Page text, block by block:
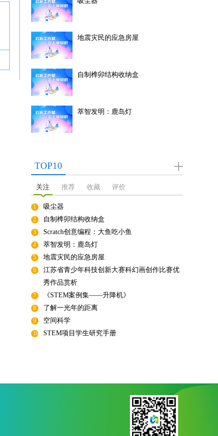
地震灾民的应急房屋
自制榫卯结构收纳盒
萃智发明：鹿岛灯
TOP10
关注 推荐 收藏 评价
1 吸尘器
2 自制榫卯结构收纳盒
3 Scratch创意编程：大鱼吃小鱼
4 萃智发明：鹿岛灯
5 地震灾民的应急房屋
6
江苏省青少年科技创新大赛科幻画创作比赛优
秀作品赏析
7 《STEM案例集——升降机》
8 了解一光年的距离
9 空间科学
10 STEM项目学生研究手册